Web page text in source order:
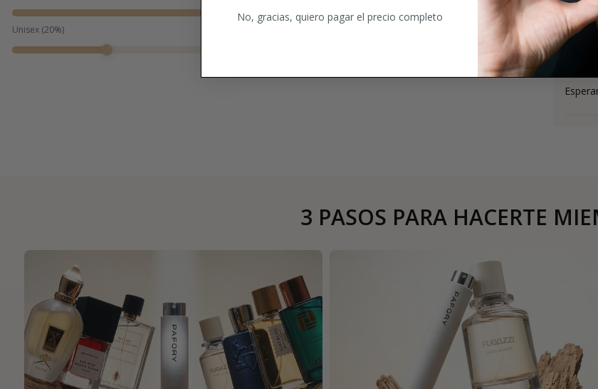
Unisex (20%)
Me
3 PASOS PARA HACERTE
No, gracias, quiero pagar el precio completo